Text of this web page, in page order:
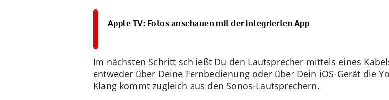
Apple TV: Fotos anschauen mit der integrierten App
Im nächsten Schritt schließt Du den Lautsprecher mittels eines
entweder über Deine Fernbedienung oder über Dein iOS-Gerät die
Klang kommt zugleich aus den Sonos-Lautsprechern.